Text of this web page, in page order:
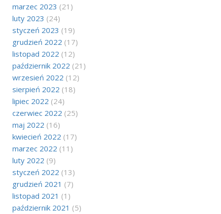
marzec 2023 (21)
luty 2023 (24)
styczeń 2023 (19)
grudzień 2022 (17)
listopad 2022 (12)
październik 2022 (21)
wrzesień 2022 (12)
sierpień 2022 (18)
lipiec 2022 (24)
czerwiec 2022 (25)
maj 2022 (16)
kwiecień 2022 (17)
marzec 2022 (11)
luty 2022 (9)
styczeń 2022 (13)
grudzień 2021 (7)
listopad 2021 (1)
październik 2021 (5)